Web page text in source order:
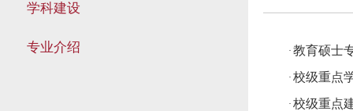
学科建设
专业介绍 · 教育硕士
· 校级重点
· 校级重点